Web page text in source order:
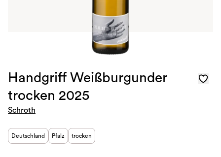
Handgriff Weißburgunder
trocken 2025
Schroth
Deutschland Pfalz trocken